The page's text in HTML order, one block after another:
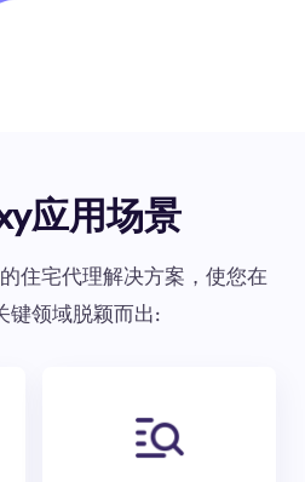
应用场景
住宅代理解决方案，使您在
键领域脱颖而出: